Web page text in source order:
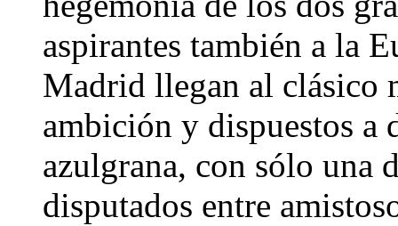
aspirantes también a la
Madrid llegan al clásico
ambición y dispuestos a
azulgrana, con sólo una
disputados entre